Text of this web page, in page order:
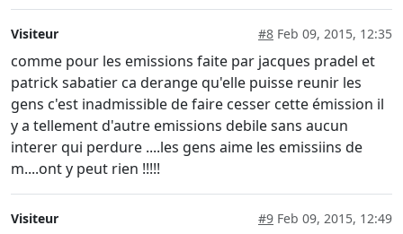
Visiteur #8 Feb 09, 2015, 12:35
comme pour les emissions faite par jacques pradel et
patrick sabatier ca derange qu'elle puisse reunir les
gens c'est inadmissible de faire cesser cette émission il
y a tellement d'autre emissions debile sans aucun
interer qui perdure ....les gens aime les emissiins de
m....ont y peut rien !!!!!
Visiteur #9 Feb 09, 2015, 12:49